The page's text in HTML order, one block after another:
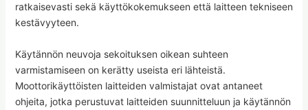
ratkaisevasti sekä käyttökokemukseen että laitteen tekniseen
kestävyyteen.
Käytännön neuvoja sekoituksen oikean suhteen
varmistamiseen on kerätty useista eri lähteistä.
Moottorikäyttöisten laitteiden valmistajat ovat antaneet
ohjeita, jotka perustuvat laitteiden suunnitteluun ja käytännön